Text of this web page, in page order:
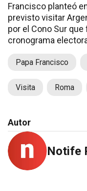
Francisco planteó
previsto visitar
por el Cono Sur
cronograma
Papa Francisco
Visita Roma
Autor
Notife